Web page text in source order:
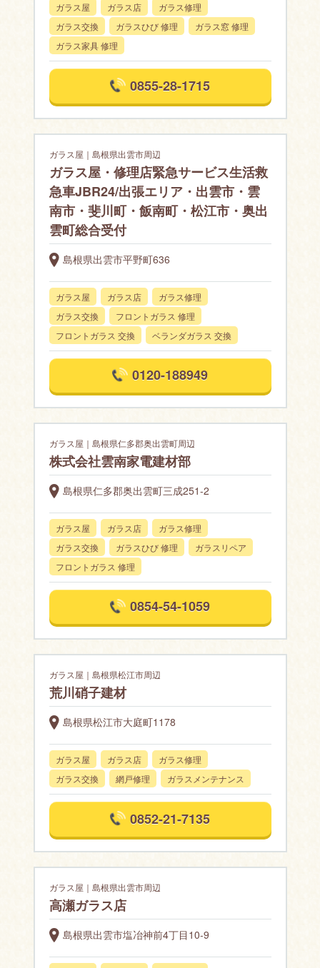
ガラス屋 ガラス店
ガラス修理
ガラス交換
ガラスひび 修理
ガラス窓 修理
ガラス家具 修理
0855-28-1715
ガラス屋｜島根県出雲市周辺
ガラス屋・修理店緊急サービス生活救
急車JBR24/出張エリア・出雲市・雲
南市・斐川町・飯南町・松江市・奥出
雲町総合受付
島根県出雲市平野町636
ガラス屋 ガラス店
ガラス修理
ガラス交換
フロントガラス 修理
フロントガラス 交換
ベランダガラス 交換
0120-188949
ガラス屋｜島根県仁多郡奥出雲町周辺
株式会社雲南家電建材部
島根県仁多郡奥出雲町三成251-2
ガラス屋 ガラス店
ガラス修理
ガラス交換
ガラスひび 修理
ガラスリペア
フロントガラス 修理
0854-54-1059
ガラス屋｜島根県松江市周辺
荒川硝子建材
島根県松江市大庭町1178
ガラス屋 ガラス店
ガラス修理
ガラス交換
網戸修理 ガラスメンテナンス
0852-21-7135
ガラス屋｜島根県出雲市周辺
高瀬ガラス店
島根県出雲市塩冶神前4丁目10-9